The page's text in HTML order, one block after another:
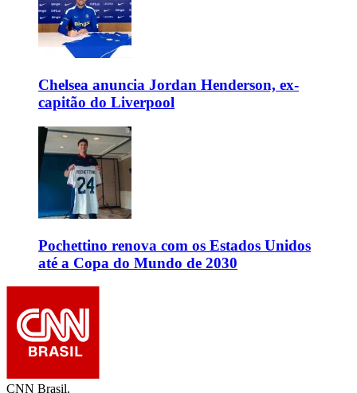
Chelsea anuncia Jordan Henderson, ex-
capitão do Liverpool
Pochettino renova com os Estados Unidos
até a Copa do Mundo de 2030
CNN Brasil.